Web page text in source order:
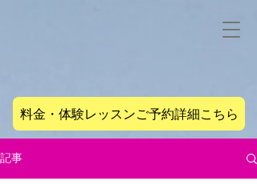
料金・体験レッスンご予約詳細こちら
記事